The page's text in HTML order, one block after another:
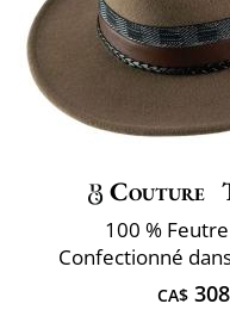
Couture
100 %
Confectionné
CA$ 308